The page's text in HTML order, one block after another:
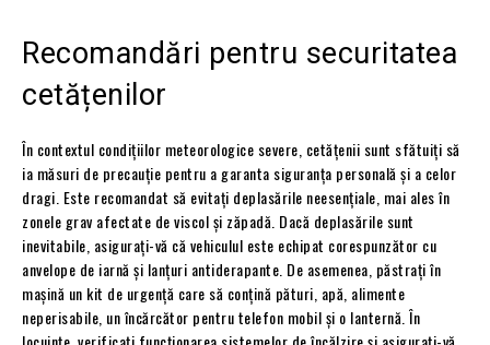
Recomandări pentru securitatea
cetățenilor
În contextul condițiilor meteorologice severe, cetățenii sunt sfătuiți să
ia măsuri de precauție pentru a garanta siguranța personală și a celor
dragi. Este recomandat să evitați deplasările neesențiale, mai ales în
zonele grav afectate de viscol și zăpadă. Dacă deplasările sunt
inevitabile, asigurați-vă că vehiculul este echipat corespunzător cu
anvelope de iarnă și lanțuri antiderapante. De asemenea, păstrați în
mașină un kit de urgență care să conțină pături, apă, alimente
neperisabile, un încărcător pentru telefon mobil și o lanternă. În